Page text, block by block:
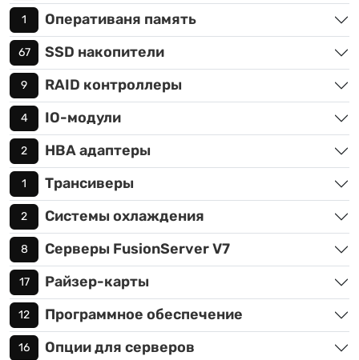
1 Оперативаня память
67 SSD накопители
9 RAID контроллеры
4 IO-модули
2 HBA адаптеры
1 Трансиверы
2 Системы охлаждения
8 Серверы FusionServer V7
17 Райзер-карты
12 Программное обеспечение
16 Опции для серверов